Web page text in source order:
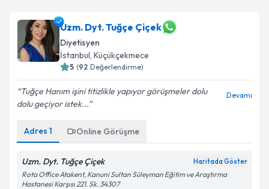
Uzm. Dyt. Tuğçe Çiçek
Diyetisyen
İstanbul, Küçükçekmece
5 (92 Değerlendirme)
Tuğçe Hanım işini titizlikle yapıyor görüşmeler dolu
dolu geçiyor istek...
Devamı
Adres 1 Online Görüşme
Uzm. Dyt. Tuğçe Çiçek Haritada Göster
Rota Office Atakent, Kanuni Sultan Süleyman Eğitim ve Araştırma
Hastanesi Karşısı 221. Sk. 34307